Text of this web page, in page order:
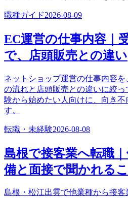
職種ガイド2026-08-09
EC運営の仕事内容｜
で、店頭販売との違い
ネットショップ運営の仕事内容
の流れと店頭販売との違いに絞
験から始めたい人向けに、向き不
す。
転職・未経験2026-08-08
島根で接客業へ転職
備と面接で聞かれる
島根・松江出雲で他業種から接